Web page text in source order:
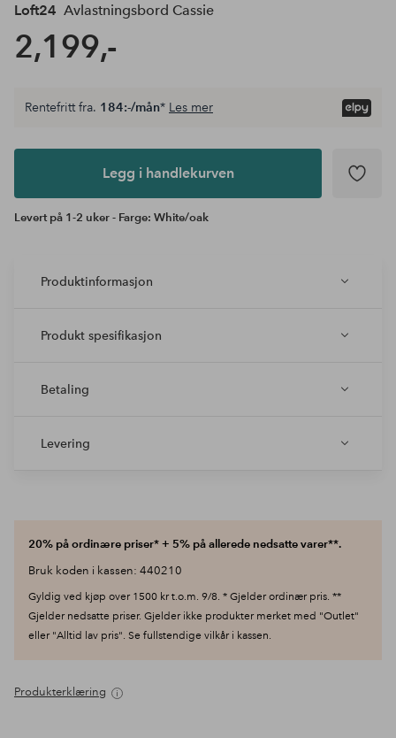
Loft24 Avlastningsbord Cassie
2,199,-
Legg i
Rentefritt fra. 184:-/mån* Les mer
Legg i handlekurven
Levert på 1-2 uker - Farge: White/oak
Produktinformasjon
Produkt spesifikasjon
Betaling
Levering
20% på ordinære priser* + 5% på allerede nedsatte varer**.
Bruk koden i kassen: 440210
Gyldig ved kjøp over 1500 kr t.o.m. 9/8. * Gjelder ordinær pris. **
Gjelder nedsatte priser. Gjelder ikke produkter merket med "Outlet"
eller "Alltid lav pris". Se fullstendige vilkår i kassen.
Produkterklæring